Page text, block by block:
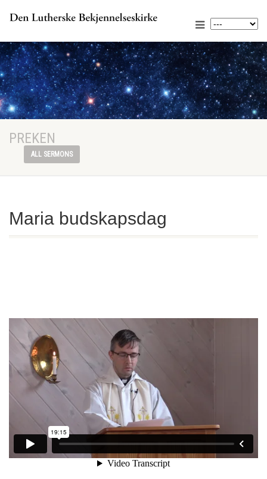
PREKEN
ALL SERMONS
Maria budskapsdag